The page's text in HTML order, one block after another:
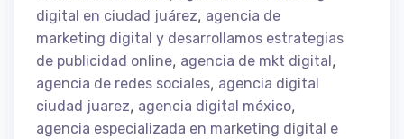
digital en ciudad juárez, agencia de
marketing digital y desarrollamos estrategias
de publicidad online, agencia de mkt digital,
agencia de redes sociales, agencia digital
ciudad juarez, agencia digital méxico,
agencia especializada en marketing digital e